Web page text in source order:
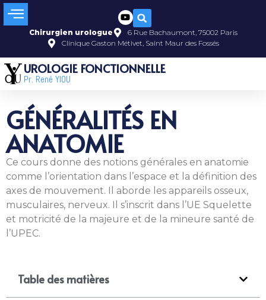
Chirurgien urologue
6 Rue Bachaumont, 75002 Paris
Clinique Gaston Métivet, Saint Maur des Fossés
UROLOGIE FONCTIONNELLE
Pr. René YIOU
GÉNÉRALITÉS EN
ANATOMIE
Ce cours donne des notions générales en anatomie
comme l’orientation dans l’espace et la définition des
axes de mouvement. Il aborde les appareils osseux,
musculaires, nerveux. Il s’inscrit dans l’UE Squelette
et motricité de la majeure et de la mineure santé de
l’UPEC.
Table des matières